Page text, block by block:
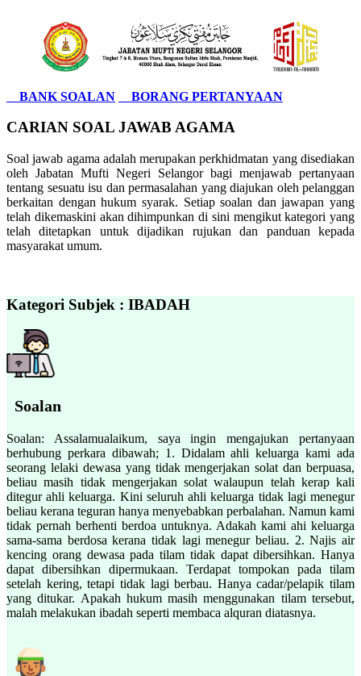
BANK SOALAN BORANG PERTANYAAN
CARIAN SOAL JAWAB AGAMA
Soal jawab agama adalah merupakan perkhidmatan yang disediakan
oleh Jabatan Mufti Negeri Selangor bagi menjawab pertanyaan
tentang sesuatu isu dan permasalahan yang diajukan oleh pelanggan
berkaitan dengan hukum syarak. Setiap soalan dan jawapan yang
telah dikemaskini akan dihimpunkan di sini mengikut kategori yang
telah ditetapkan untuk dijadikan rujukan dan panduan kepada
masyarakat umum.
Kategori Subjek : IBADAH
Soalan
Soalan: Assalamualaikum, saya ingin mengajukan pertanyaan
berhubung perkara dibawah; 1. Didalam ahli keluarga kami ada
seorang lelaki dewasa yang tidak mengerjakan solat dan berpuasa,
beliau masih tidak mengerjakan solat walaupun telah kerap kali
ditegur ahli keluarga. Kini seluruh ahli keluarga tidak lagi menegur
beliau kerana teguran hanya menyebabkan perbalahan. Namun kami
tidak pernah berhenti berdoa untuknya. Adakah kami ahi keluarga
sama-sama berdosa kerana tidak lagi menegur beliau. 2. Najis air
kencing orang dewasa pada tilam tidak dapat dibersihkan. Hanya
dapat dibersihkan dipermukaan. Terdapat tompokan pada tilam
setelah kering, tetapi tidak lagi berbau. Hanya cadar/pelapik tilam
yang ditukar. Apakah hukum masih menggunakan tilam tersebut,
malah melakukan ibadah seperti membaca alquran diatasnya.